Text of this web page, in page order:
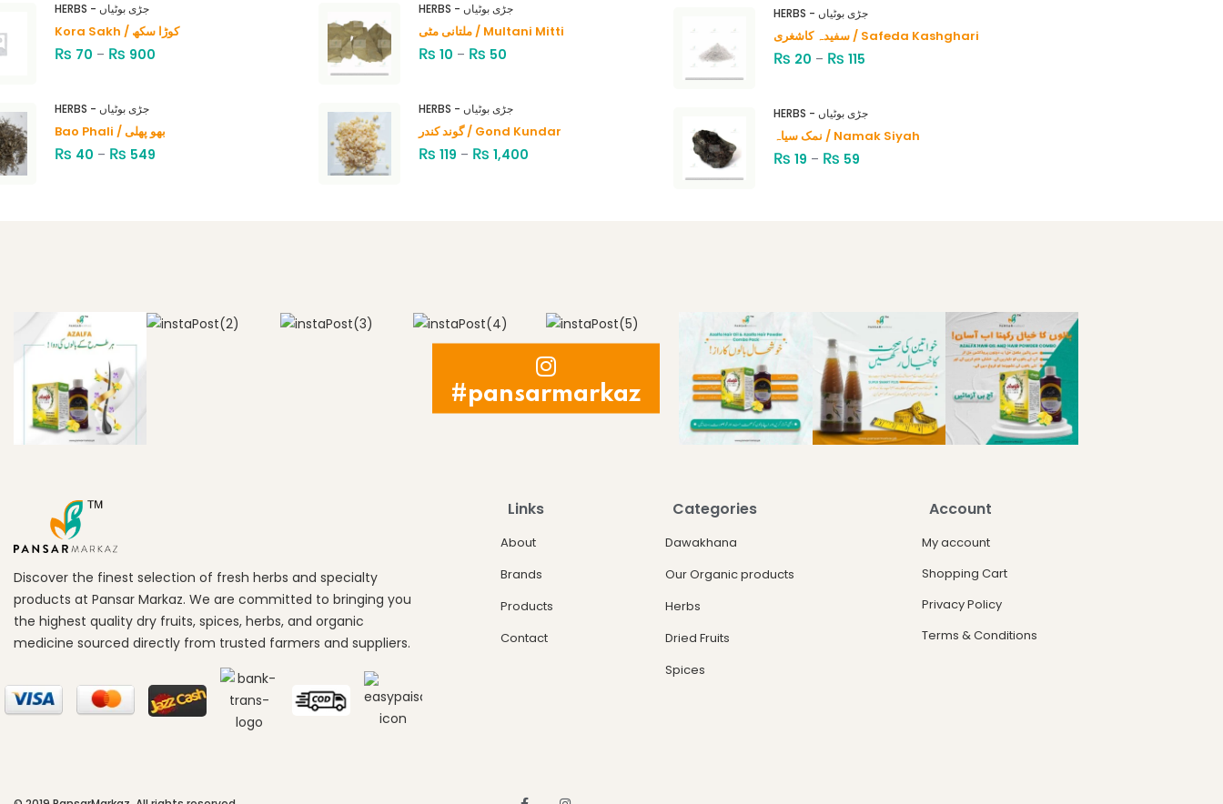
HERBS - جڑی بوٹیاں
Kora Sakh / کوڑا سکھ
₨ 70 – ₨ 900
HERBS - جڑی بوٹیاں
Bao Phali / بھو پھلی
₨ 40 – ₨ 549
HERBS - جڑی بوٹیاں
ملتانی مٹی / Multani Mitti
₨ 10 – ₨ 50
HERBS - جڑی بوٹیاں
گوند کندر / Gond Kundar
₨ 119 – ₨ 1,400
of 5
HERBS - جڑی بوٹیاں
سفیدہ کاشغری / Safeda Kashghari
₨ 20 – ₨ 115
HERBS - جڑی بوٹیاں
نمک سیاہ / Namak Siyah
₨ 19 – ₨ 59
#pansarmarkaz
Discover the finest selection of fresh herbs and specialty
products at Pansar Markaz. We are committed to bringing you
the highest quality dry fruits, spices, herbs, and organic
medicine sourced directly from trusted farmers and suppliers.
Links
About
Brands
Products
Contact
Categories
Dawakhana
Our Organic products
Herbs
Dried Fruits
Spices
Account
My account
Shopping Cart
Privacy Policy
Terms & Conditions